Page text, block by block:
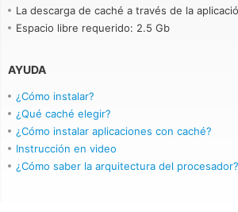
La descarga de caché a través de la
Espacio libre requerido: 2.5 Gb
AYUDA
¿Cómo instalar?
¿Qué caché elegir?
¿Cómo instalar aplicaciones con caché?
Instrucción en video
¿Cómo saber la arquitectura del procesador?